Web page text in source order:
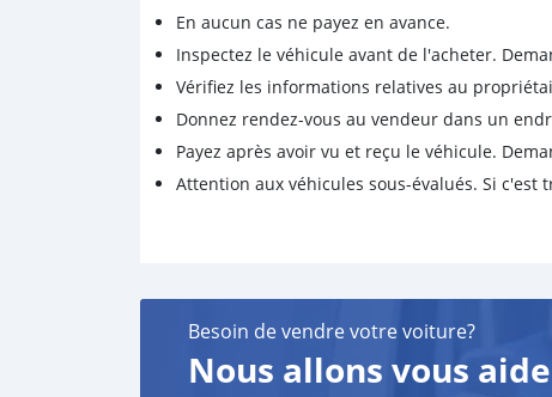
En aucun cas ne payez en avance.
Inspectez le véhicule avant de l'acheter.
Vérifiez les informations relatives au
Donnez rendez-vous au vendeur dans un
Payez après avoir vu et reçu le véhicule.
Attention aux véhicules sous-évalués. Si
Besoin de vendre votre voiture?
Nous allons vous